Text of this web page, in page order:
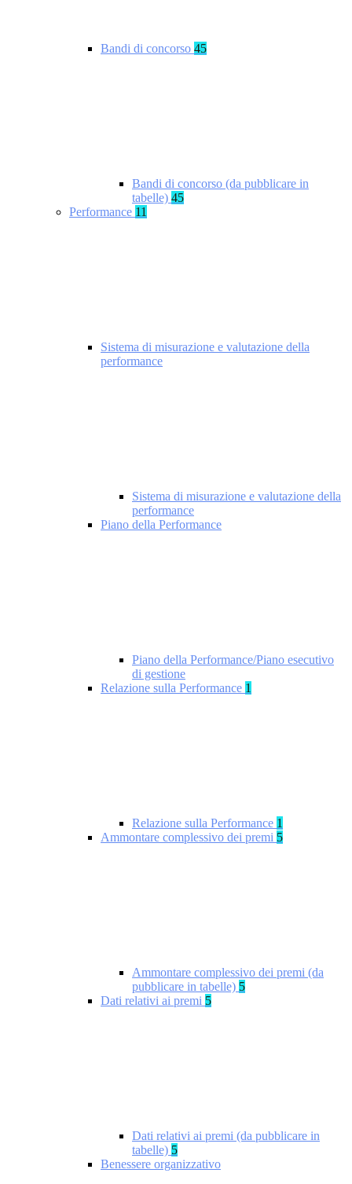
Bandi di concorso 45
Bandi di concorso (da pubblicare in
tabelle) 45
Performance 11
Sistema di misurazione e valutazione della
performance
Sistema di misurazione e valutazione della
performance
Piano della Performance
Piano della Performance/Piano esecutivo
di gestione
Relazione sulla Performance 1
Relazione sulla Performance 1
Ammontare complessivo dei premi 5
Ammontare complessivo dei premi (da
pubblicare in tabelle) 5
Dati relativi ai premi 5
Dati relativi ai premi (da pubblicare in
tabelle) 5
Benessere organizzativo